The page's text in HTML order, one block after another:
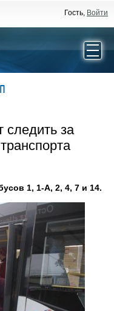
Гость, Войти
за
1, 1-А, 2, 4, 7 и 14.